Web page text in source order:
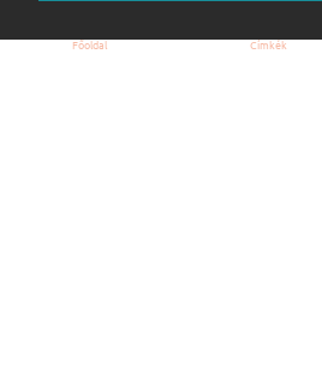
Főoldal Címkék